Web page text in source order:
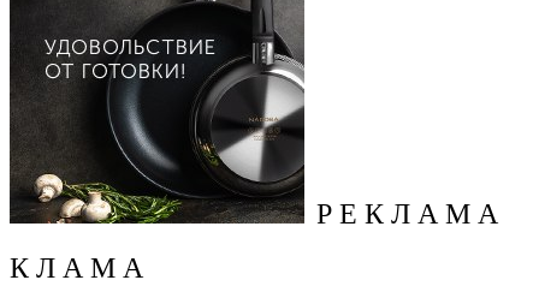
Р Е К Л А М А
К Л А М А